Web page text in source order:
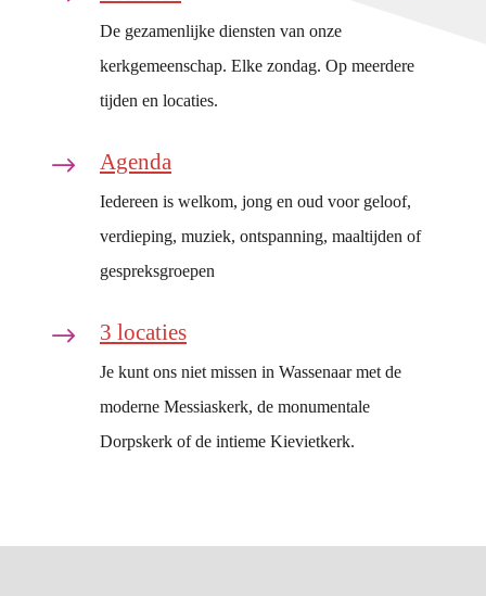
De gezamenlijke diensten van onze
kerkgemeenschap. Elke zondag. Op meerdere
tijden en locaties.
$ Agenda
Iedereen is welkom, jong en oud voor geloof,
verdieping, muziek, ontspanning, maaltijden of
gespreksgroepen
$ 3 locaties
Je kunt ons niet missen in Wassenaar met de
moderne Messiaskerk, de monumentale
Dorpskerk of de intieme Kievietkerk.